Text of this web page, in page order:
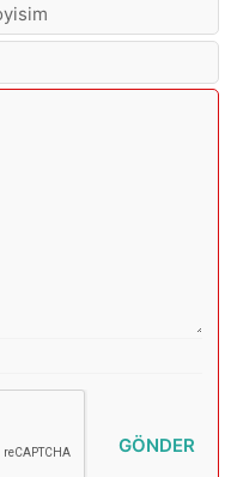
GÖNDER